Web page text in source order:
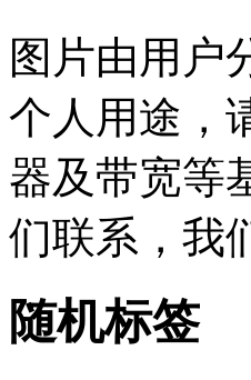
图片由用户
个人用途，
器及带宽等
们联系，我
随机标签